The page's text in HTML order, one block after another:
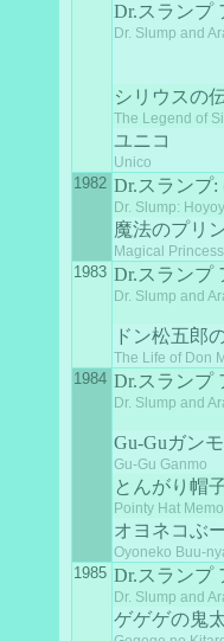
Dr.スランプ
Dr. Slump and
シリウスの
The Legend of
ユニコ
Unico
1982 Dr.スランプ
Dr. Slump:
魔法のプリ
Magical
1983 Dr.スランプ
Dr. Slump and
ドン松五郎
The Life of Don
1984 Dr.スランプ
Dr. Slump and
Gu-Guガンモ
Gu-Gu Ganmo
とんがり帽
Pointy Hat
オヨネコぶ
Oyoneko Buu-
1985 Dr.スランプ
Dr. Slump and
ゲゲゲの鬼